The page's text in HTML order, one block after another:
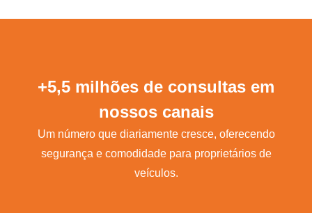
+5,5 milhões de consultas em
nossos canais
Um número que diariamente cresce, oferecendo
segurança e comodidade para proprietários de
veículos.